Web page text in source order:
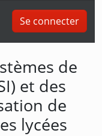
Se connecter
de
et des
de
lycées